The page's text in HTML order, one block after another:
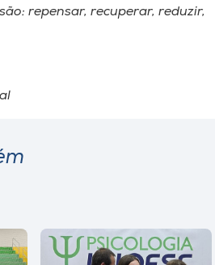
repensar, recuperar, reduzir,